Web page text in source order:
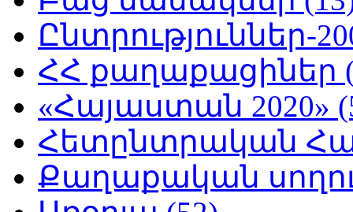
Ընտրություններ-
ՀՀ քաղաքացիներ
«Հայաստան 2020»
Հետընտրական
Քաղաքական